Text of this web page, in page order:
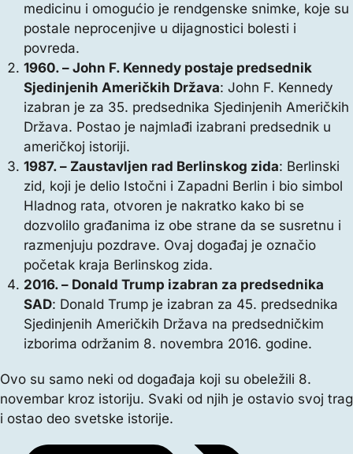
medicinu i omogućio je rendgenske snimke, koje su
postale neprocenjive u dijagnostici bolesti i
povreda.
1960. – John F. Kennedy postaje predsednik
Sjedinjenih Američkih Država: John F. Kennedy
izabran je za 35. predsednika Sjedinjenih Američkih
Država. Postao je najmlađi izabrani predsednik u
američkoj istoriji.
1987. – Zaustavljen rad Berlinskog zida: Berlinski
zid, koji je delio Istočni i Zapadni Berlin i bio simbol
Hladnog rata, otvoren je nakratko kako bi se
dozvolilo građanima iz obe strane da se susretnu i
razmenjuju pozdrave. Ovaj događaj je označio
početak kraja Berlinskog zida.
2016. – Donald Trump izabran za predsednika
SAD: Donald Trump je izabran za 45. predsednika
Sjedinjenih Američkih Država na predsedničkim
izborima održanim 8. novembra 2016. godine.
Ovo su samo neki od događaja koji su obeležili 8.
novembar kroz istoriju. Svaki od njih je ostavio svoj trag
i ostao deo svetske istorije.